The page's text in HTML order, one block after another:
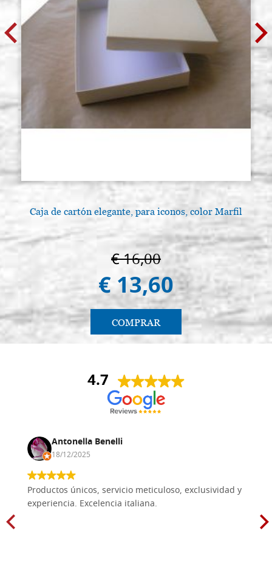
Caja de cartón elegante, para iconos, color Marfil
€ 16,00
€ 13,60
COMPRAR
4.7
Antonella Benelli
18/12/2025
Productos únicos, servicio meticuloso, exclusividad y
experiencia. Excelencia italiana.